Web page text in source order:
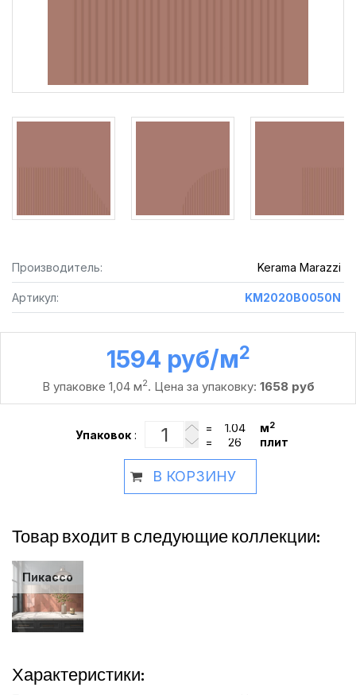
Производитель: Kerama Marazzi
Артикул: KM2020B0050N
1594 руб /м2
В упаковке 1,04 м2. Цена за упаковку: 1658 руб
Упаковок :
= м2
= плит
В КОРЗИНУ
Товар входит в следующие коллекции:
Пикассо
Характеристики: